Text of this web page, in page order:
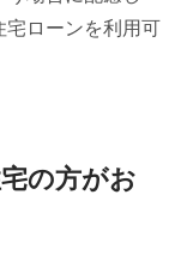
宅ローンを利用可
の方がお